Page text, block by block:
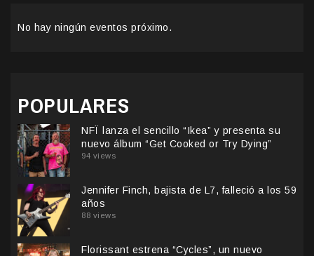
No hay ningún eventos próximo.
POPULARES
NFÏ lanza el sencillo “Ikea” y presenta su
nuevo álbum “Get Cooked or Try Dying”
94 views
Jennifer Finch, bajista de L7, falleció a los 59
años
88 views
Florissant estrena “Cycles”, un nuevo